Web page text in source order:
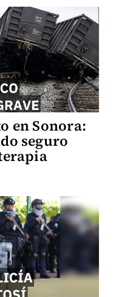
en Sonora:
seguro